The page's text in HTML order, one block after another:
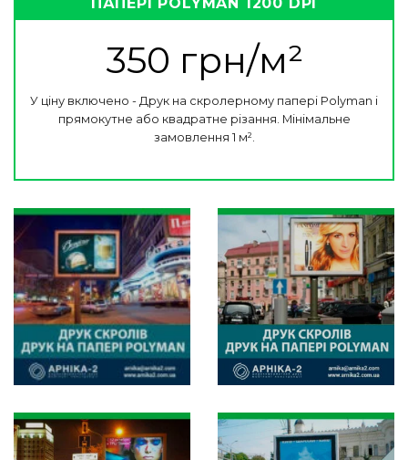
350 грн/м²
У ціну включено - Друк на скролерному папері Polyman і
прямокутне або квадратне різання. Мінімальне
замовлення 1 м².